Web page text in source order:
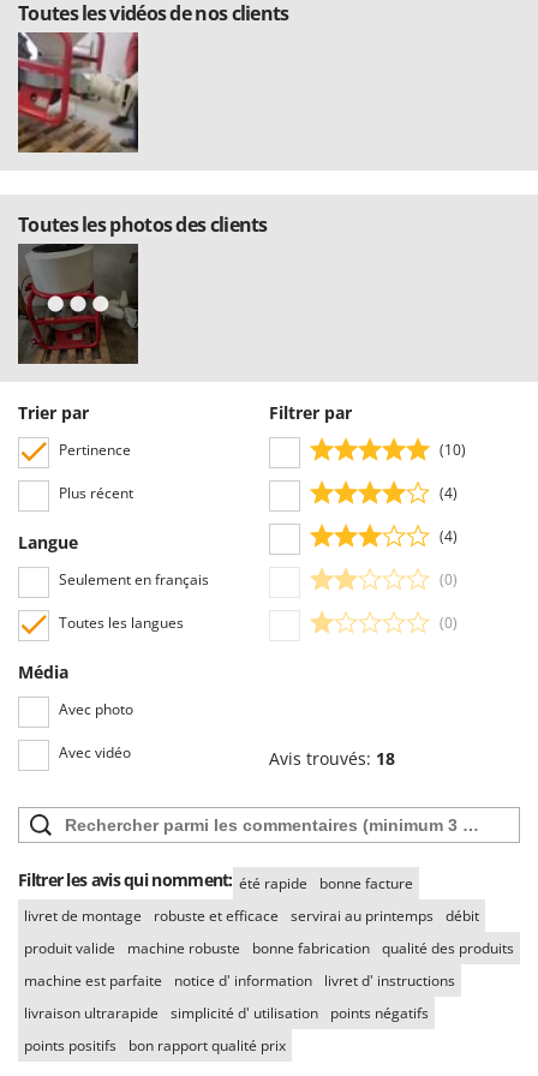
Oriental Koshin
Outdoorchef
P
Palazzetti
Palumbo Pavi
Partisani
Paterlini
Philips
Pramac
Prismafood
R
R.G.V.
Rato
Resto Italia
Ribimex
Ripartrak
Rossofuoco
Rover Pompe
Royal Food
Ryobi
S
S.T.P.
Santos
Sbaraglia
Schnitzer
Toutes les vidéos de nos clients
Toutes les photos des clients
Trier par
Pertinence
Plus récent
Langue
Seulement en français
Toutes les langues
Média
Avec photo
Avec vidéo
Filtrer par
(10)
(4)
(4)
(0)
(0)
Avis trouvés: 18
Filtrer les avis qui nomment: été rapide
bonne facture
livret de montage
robuste et efficace servirai au printemps débit
produit valide
machine robuste bonne fabrication qualité des produits
machine est parfaite
notice d' information
livret d' instructions
livraison ultrarapide
simplicité d' utilisation
points négatifs
points positifs
bon rapport qualité prix